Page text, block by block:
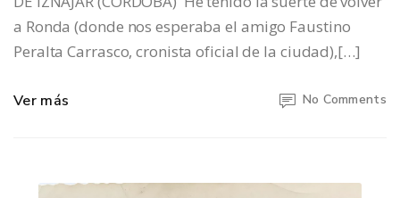
a Ronda (donde nos esperaba el amigo Faustino
Peralta Carrasco, cronista oficial de la ciudad),[…]
Ver más No Comments